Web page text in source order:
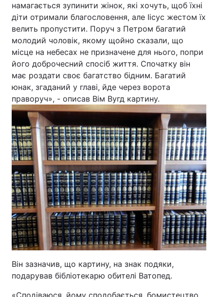
намагається зупинити жінок, які хочуть, щоб їхні
діти отримали благословення, але Іісус жестом їх
велить пропустити. Поруч з Петром багатий
молодий чоловік, якому щойно сказали, що
місце на небесах не призначене для нього, попри
його доброчесний спосіб життя. Спочатку він
має роздати своє багатство бідним. Багатий
юнак, згаданий у главі, йде через ворота
праворуч», - описав Вім Вугд картину.
Він зазначив, що картину, на знак подяки,
подарував бібліотекарю обителі Ватопед.
«Сподіваюся, йому сподобається, бомистецтво